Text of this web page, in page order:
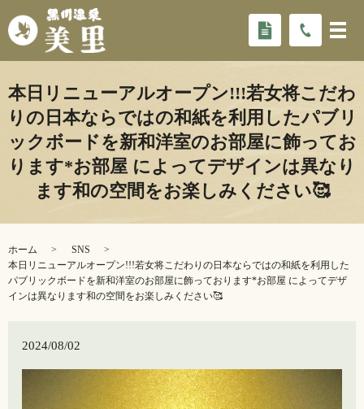
本日リニューアルオープン!!!若女将こだわ
りの日本ならではの和紙を利用したパブリ
ックボードを新和洋室のお部屋に飾ってお
ります*お部屋 によってデザインは異なり
ます️和の空間をお楽しみください🥰
ホーム
SNS
本日リニューアルオープン!!!若女将こだわりの日本ならではの和紙を利用した
パブリックボードを新和洋室のお部屋に飾っております*お部屋 によってデザ
インは異なります️和の空間をお楽しみください🥰
2024/08/02